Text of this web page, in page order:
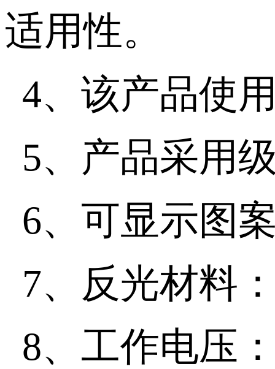
适用性。
4、该产品使
5、产品采用
6、可显示图
7、反光材料
8、工作电压